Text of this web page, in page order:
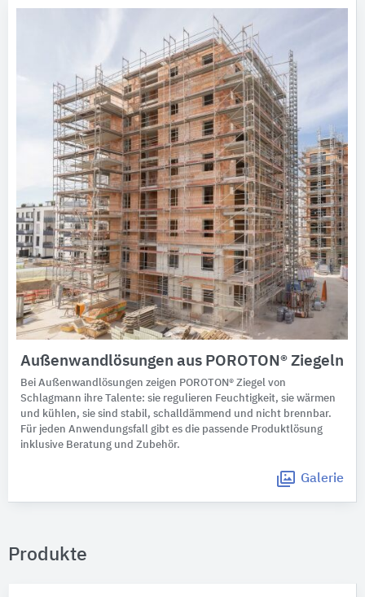
Außenwandlösungen aus POROTON® Ziegeln
Bei Außenwandlösungen zeigen POROTON® Ziegel von
Schlagmann ihre Talente: sie regulieren Feuchtigkeit, sie wärmen
und kühlen, sie sind stabil, schalldämmend und nicht brennbar.
Für jeden Anwendungsfall gibt es die passende Produktlösung
inklusive Beratung und Zubehör.
Galerie
Produkte